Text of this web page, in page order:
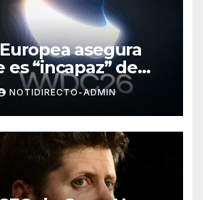
asegura
“incapaz” de
compatible con
NOTIDIRECTO-ADMIN